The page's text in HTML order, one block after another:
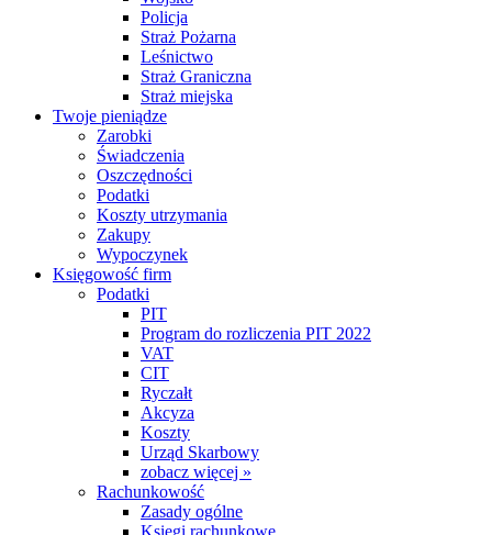
Policja
Straż Pożarna
Leśnictwo
Straż Graniczna
Straż miejska
Twoje pieniądze
Zarobki
Świadczenia
Oszczędności
Podatki
Koszty utrzymania
Zakupy
Wypoczynek
Księgowość firm
Podatki
PIT
Program do rozliczenia PIT 2022
VAT
CIT
Ryczałt
Akcyza
Koszty
Urząd Skarbowy
zobacz więcej »
Rachunkowość
Zasady ogólne
Księgi rachunkowe